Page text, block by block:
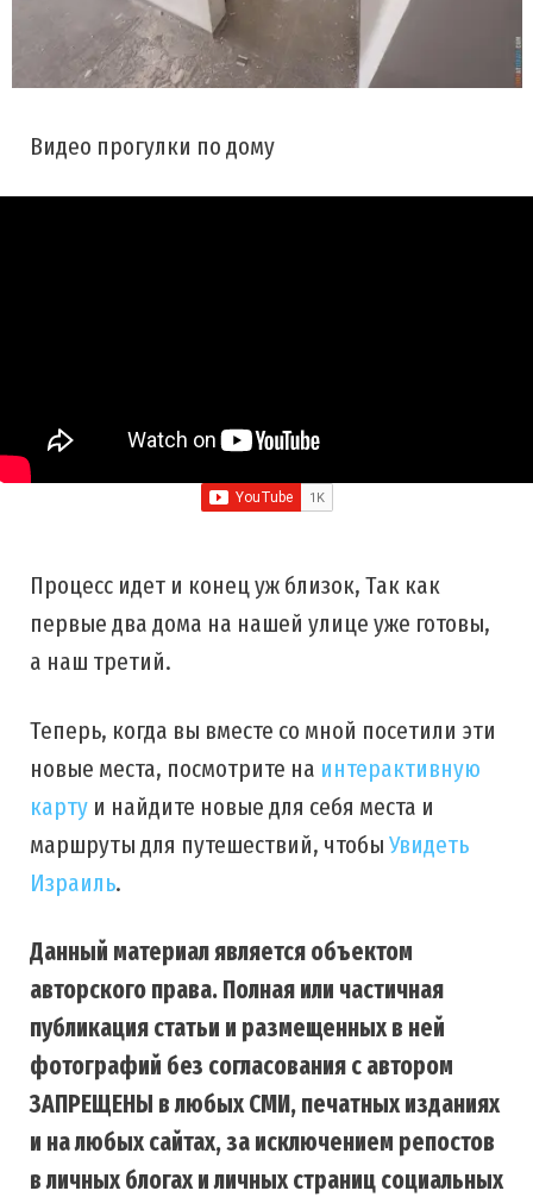
Видео прогулки по дому
Процесс идет и конец уж близок, Так как
первые два дома на нашей улице уже готовы,
а наш третий.
Теперь, когда вы вместе со мной посетили эти
новые места, посмотрите на интерактивную
карту и найдите новые для себя места и
маршруты для путешествий, чтобыУвидеть
Израиль.
Данный материал является объектом
авторского права. Полная или частичная
публикация статьи и размещенных в ней
фотографий без согласования с автором
ЗАПРЕЩЕНЫ в любых СМИ, печатных изданиях
и на любых сайтах, за исключением репостов
в личных блогах и личных страниц социальных